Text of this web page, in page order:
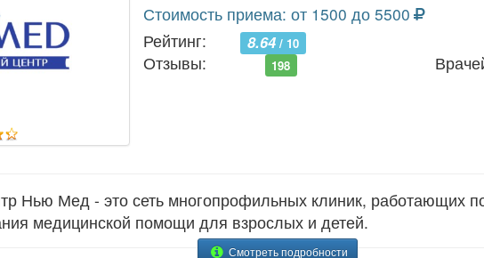
Стоимость приема: от 1500 до 5500
Рейтинг:
8.64 / 10
Отзывы: 198
Нью Мед - это сеть многопрофильных клиник, работающих
медицинской помощи для взрослых и детей.
Смотреть подробности